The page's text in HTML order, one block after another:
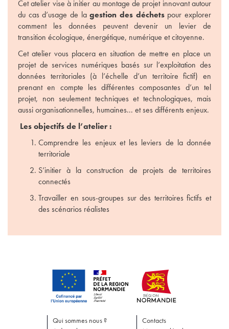
Cet atelier vise à initier au montage de projet innovant autour
du cas d’usage de lagestion des déchetspour explorer
comment les données peuvent devenir un levier de
transition écologique, énergétique, numérique et citoyenne.
Cet atelier vous placera en situation de mettre en place un
projet de services numériques basés sur l’exploitation des
données territoriales (à l’échelle d’un territoire fictif) en
prenant en compte les différentes composantes d’un tel
projet, non seulement techniques et technologiques, mais
aussi organisationnelles, humaines... et ses différents enjeux.
Les objectifs de l’atelier :
Comprendre les enjeux et les leviers de la donnée
territoriale
S’initier à la construction de projets de territoires
connectés
Travailler en sous-groupes sur des territoires fictifs et
des scénarios réalistes
Qui sommes nous ?
Contacts